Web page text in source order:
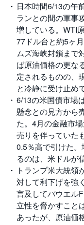
資
信
託
債
券
FX
お
ま
か
せ
投
資
PICK
UP
S
BI
株
オ
プ
シ
ョ
ン
先
日本時間6/13の午
ランとの間の軍事
増している。WTI
77ドル台と約5ヶ
ムズ海峡封鎖まで
ば原油価格の更な
定されるものの、
と冷静に受け止め
6/13の米国債市場
懸念との見方から
た。4月の金融市
売りを伴っていた
0.5％高で引けた
るのは、米ドルが
トランプ米大統領
対して利下げを強
言及してパウエル
立性を脅かすこと
あったが、原油価